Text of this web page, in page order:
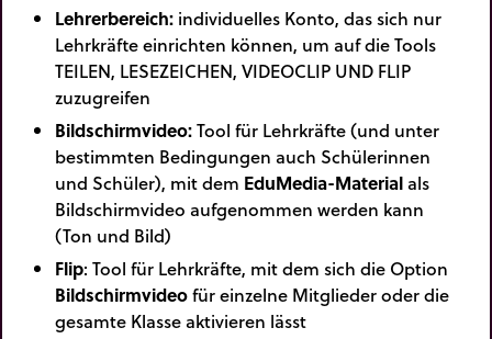
Lehrerbereich: individuelles Konto, das sich nur
Lehrkräfte einrichten können, um auf die Tools
TEILEN, LESEZEICHEN, VIDEOCLIP UND FLIP
zuzugreifen
Bildschirmvideo:Tool für Lehrkräfte (und unter
bestimmten Bedingungen auch Schülerinnen
und Schüler), mit dem EduMedia-Materialals
Bildschirmvideo aufgenommen werden kann
(Ton und Bild)
Flip: Tool für Lehrkräfte, mit dem sich die Option
Bildschirmvideofür einzelne Mitglieder oder die
gesamte Klasse aktivieren lässt